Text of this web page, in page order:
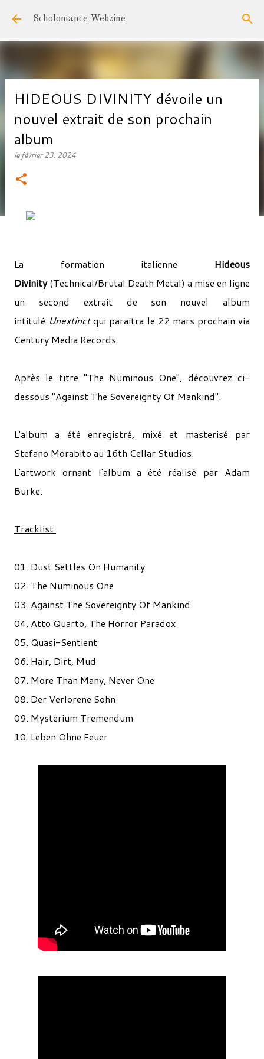
Accéder au contenu principal
Scholomance Webzine
HIDEOUS DIVINITY dévoile un
nouvel extrait de son prochain
album
lefévrier 23, 2024
La formation italienne Hideous
Divinity(Technical/Brutal Death Metal) a mise en ligne
un second extrait de son nouvel album
intitulé Unextinctqui paraitra le 22 mars prochain via
Century Media Records.
Après le titre "The Numinous One", découvrez ci-
dessous "Against The Sovereignty Of Mankind".
L'album a été enregistré, mixé et masterisé par
Stefano Morabito au 16th Cellar Studios.
L'artwork ornant l'album a été réalisé par Adam
Burke.
Tracklist:
01. Dust Settles On Humanity
02. The Numinous One
03. Against The Sovereignty Of Mankind
04. Atto Quarto, The Horror Paradox
05. Quasi-Sentient
06. Hair, Dirt, Mud
07. More Than Many, Never One
08. Der Verlorene Sohn
09. Mysterium Tremendum
10. Leben Ohne Feuer